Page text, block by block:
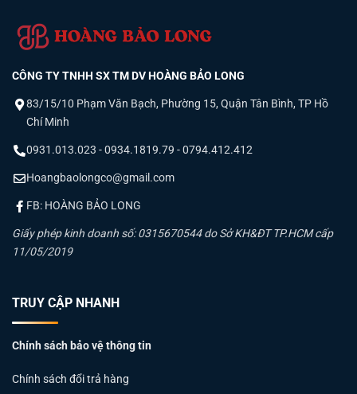
CÔNG TY TNHH SX TM DV HOÀNG BẢO LONG
83/15/10 Phạm Văn Bạch, Phường 15, Quận Tân Bình, TP Hồ
Chí Minh
0931.013.023 - 0934.1819.79 - 0794.412.412
Hoangbaolongco@gmail.com
FB: HOÀNG BẢO LONG
Giấy phép kinh doanh số: 0315670544 do Sở KH&ĐT TP.HCM cấp
11/05/2019
TRUY CẬP NHANH
Chính sách bảo vệ thông tin
Chính sách đổi trả hàng